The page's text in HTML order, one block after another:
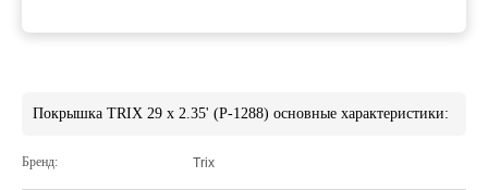
Покрышка TRIX 29 x 2.35' (P-1288) основные характеристики:
Бренд: Trix